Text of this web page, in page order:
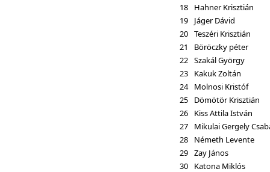
18
Hahner Krisztián
19
Jáger Dávid
20 Teszéri Krisztián
21
Böröczky péter
22 Szakál György
23
Kakuk Zoltán
24
Molnosi Kristóf
25
Dömötör Krisztián
26
Kiss Attila István
27
Mikulai Gergely
28
Németh Levente
29 Zay János
30
Katona Miklós